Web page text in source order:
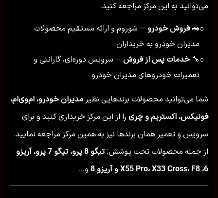
می‌توانید به این مرکز مراجعه کنید.
○
🚗فروش خودرو — شوروم و ارائه مستقیم محصولات
مدیران خودرو به خریداران
○
🔧 خدمات پس از فروش — سرویس دوره‌ای، گارانتی و
تعمیرات خودروهای مدیران خودرو
شما می‌توانید محصولات برندهایی نظیر مدیران خودرو، ام‌وی‌ام،
فونیکس، اکستریم و چری را از این مرکز خریداری کنید و برای
سرویس و تعمیر همان برندها نیز به همین مرکز مراجعه نمایید.
از جمله محصولات تحت پوشش:
تیگو 8 پرو، تیگو 7 پرو، آریزو
6، X55 Pro، X33 Cross، F8 و آریزو 8
و...